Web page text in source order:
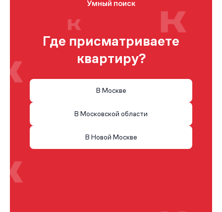
Умный поиск
Где присматриваете
квартиру?
В Москве
В Московской области
В Новой Москве